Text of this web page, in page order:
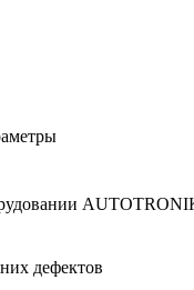
де­фек­тов